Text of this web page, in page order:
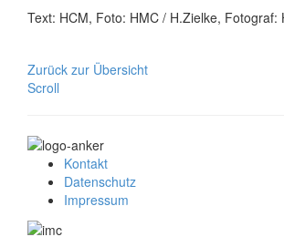
Text: HCM, Foto: HMC / H.Zielke, Fotograf:
Zurück zur Übersicht
Scroll
Kontakt
Datenschutz
Impressum